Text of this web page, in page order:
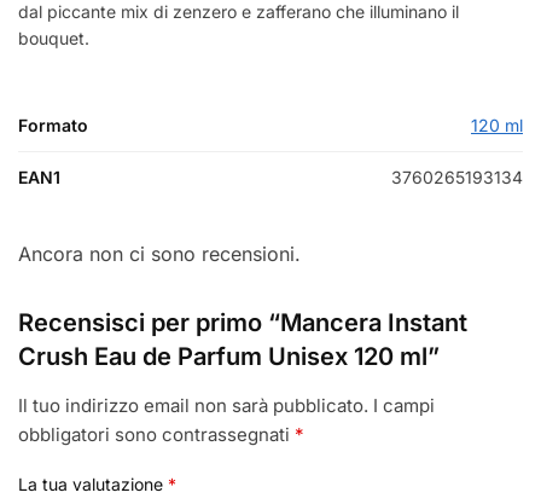
dal piccante mix di zenzero e zafferano che illuminano il
bouquet.
Formato 120 ml
EAN1 3760265193134
Ancora non ci sono recensioni.
Recensisci per primo “Mancera Instant
Crush Eau de Parfum Unisex 120 ml”
Il tuo indirizzo email non sarà pubblicato. I campi
obbligatori sono contrassegnati *
La tua valutazione *